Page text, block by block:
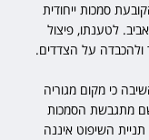
סמכות ייחודית
לטענתו, פיצול
ולהכבדה על הצדדים.
כי מקום מגוריה
שם מתגבשת הסמכות
השיפוט איננה